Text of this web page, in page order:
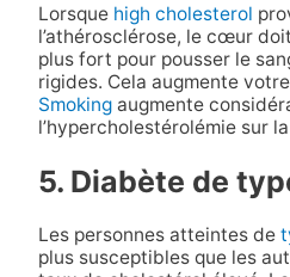
Lorsque high cholesterol
l’athérosclérose, le cœur
plus fort pour pousser le
rigides. Cela augmente
Smokingaugmente
l’hypercholestérolémie sur
5. Diabète de
Les personnes atteintes de
plus susceptibles que les